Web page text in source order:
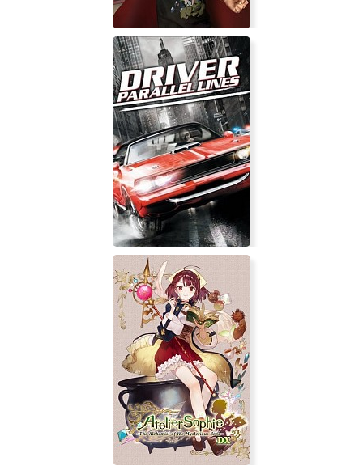
The Awesome Adventures of
Captain Spirit
Driver Parallel Lines